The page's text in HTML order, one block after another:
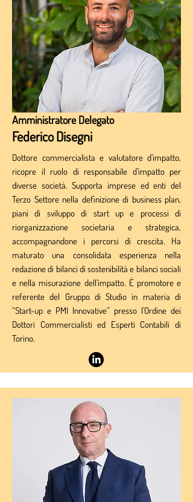
Amministratore Delegato
Federico Disegni
Dottore commercialista e valutatore d’impatto,
ricopre il ruolo di responsabile d’impatto per
diverse società. Supporta imprese ed enti del
Terzo Settore nella definizione di business plan,
piani di sviluppo di start up e processi di
riorganizzazione societaria e strategica,
accompagnandone i percorsi di crescita. Ha
maturato una consolidata esperienza nella
redazione di bilanci di sostenibilità e bilanci sociali
e nella misurazione dell’impatto. È promotore e
referente del Gruppo di Studio in materia di
“Start-up e PMI Innovative” presso l’Ordine dei
Dottori Commercialisti ed Esperti Contabili di
Torino.